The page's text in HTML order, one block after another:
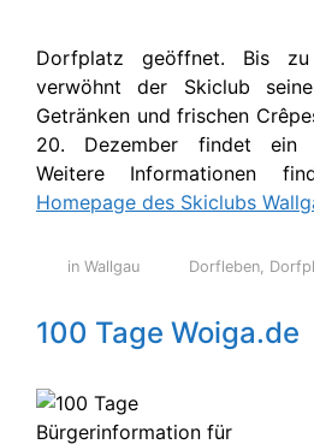
Dorfplatz geöffnet. Bis
verwöhnt der Skiclub
Getränken und frischen
20. Dezember findet ein
Weitere Informationen
Homepage des Skiclubs
in Wallgau Dorfleben,
100 Tage Woiga.de